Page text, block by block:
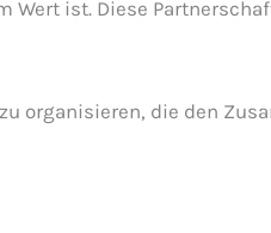
Wert ist. Diese
organisieren, die den